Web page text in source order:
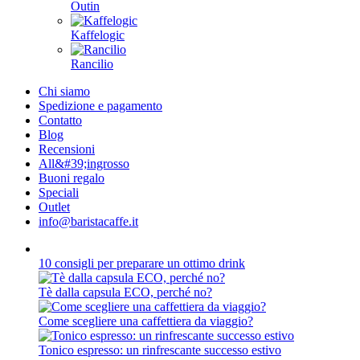
Outin
Kaffelogic
Rancilio
Chi siamo
Spedizione e pagamento
Contatto
Blog
Recensioni
All&#39;ingrosso
Buoni regalo
Speciali
Outlet
info@baristacaffe.it
10 consigli per preparare un ottimo drink
Tè dalla capsula ECO, perché no?
Come scegliere una caffettiera da viaggio?
Tonico espresso: un rinfrescante successo estivo